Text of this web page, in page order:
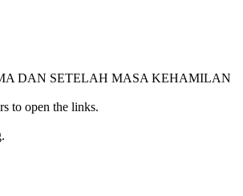
DAN SETELAH MASA KEHAMILAN
to open the links.